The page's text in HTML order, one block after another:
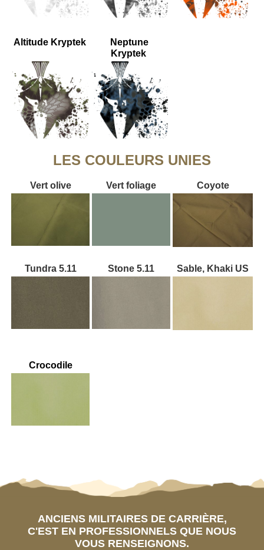
Altitude Kryptek
Neptune
Kryptek
LES COULEURS UNIES
Vert olive Vert foliage Coyote
Tundra 5.11 Stone 5.11 Sable, Khaki US
Crocodile
ANCIENS MILITAIRES DE CARRIÈRE,
C'EST EN PROFESSIONNELS QUE NOUS
VOUS RENSEIGNONS.